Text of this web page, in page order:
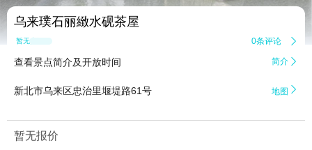
乌来璞石丽緻水砚茶屋
暂无点评 0条评论 
查看景点简介及开放时间 简介 
新北市乌来区忠治里堰堤路61号 地图 
暂无报价